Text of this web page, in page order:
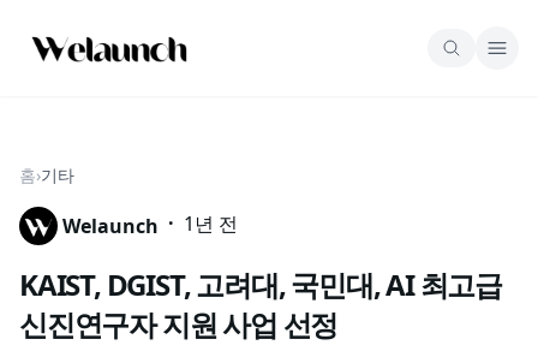
홈›기타
Welaunch · 1년 전
KAIST, DGIST, 고려대, 국민대, AI 최고급
신진연구자 지원 사업 선정